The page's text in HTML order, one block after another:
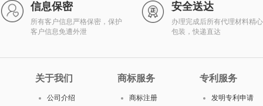
信息保密
所有客户信息严格保密，保护
客户信息免遭外泄
安全送达
办理完成后所有代理材料精心
包装，快递直达
关于我们
公司介绍
商标服务
商标注册
专利服务
发明专利申请